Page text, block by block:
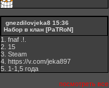
gnezdilovjeka8 15:36
Набор в клан [PaTRoN]
1. fnaf .!.
2. 15
3. Steam
4. https://v.com/jeka897
5. 1-1,5 годa
посмотреть все